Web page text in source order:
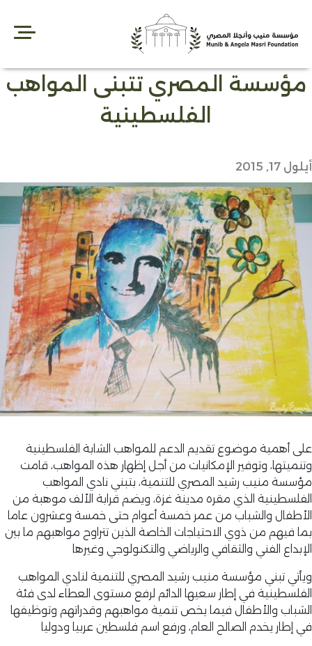
content
مؤسسة المصري تتبنى المواهب
الفلسطينية
أيلول 17, 2015
على أهمية موضوع تقديم الدعم للمواهب الشابة الفلسطينية
وتنميتها، وتوفير الإمكانيات من أجل إظهار هذه المواهب، قامت
مؤسسة منيب رشيد المصري للتنمية، بتبني نادي المواهب
الفلسطينية الذي مقره مدينة غزة، ويضم قرابة الألف موهبة من
الأطفال والشباب من عمر خمسة أعوام حتى خمسة وعشرون عاما
بما فيهم من ذوي الاحتياجات الخاصة الذين تتراوح مواهبهم ما بين
الإبداع الفني والثقافي والرياضي والتكنولوجي وغيرها
ويأتي تبني مؤسسة منيب رشيد المصري للتنمية لنادي المواهب
الفلسطينية في إطار سعيها الدائم لرفع مستوى العطاء لدى فئة
الشباب والأطفال فيما يخص تنمية مواهبهم وقدراتهم وتوظيفها
في إطار يخدم الصالح العام، ورفع اسم فلسطين عربيا ودوليا